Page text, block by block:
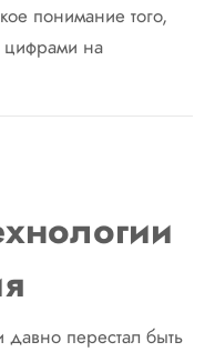
понимание того,
цифрами на
перестал быть